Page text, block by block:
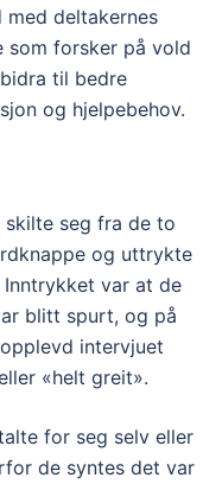
deltakernes
som forsker på vold
til bedre
og hjelpebehov.
skilte seg fra de to
og uttrykte
var at de
blitt spurt, og på
intervjuet
«helt greit».
for seg selv eller
de syntes det var